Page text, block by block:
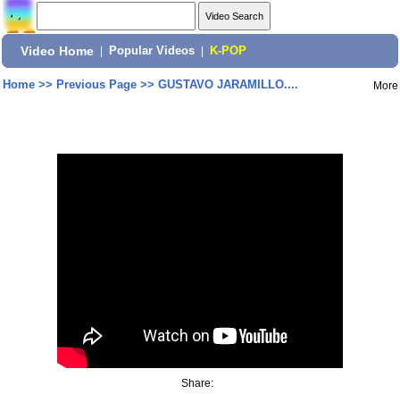
Video Home Popular Videos K-POP
Home>> Previous Page>> GUSTAVO JARAMILLO.... More
Share: